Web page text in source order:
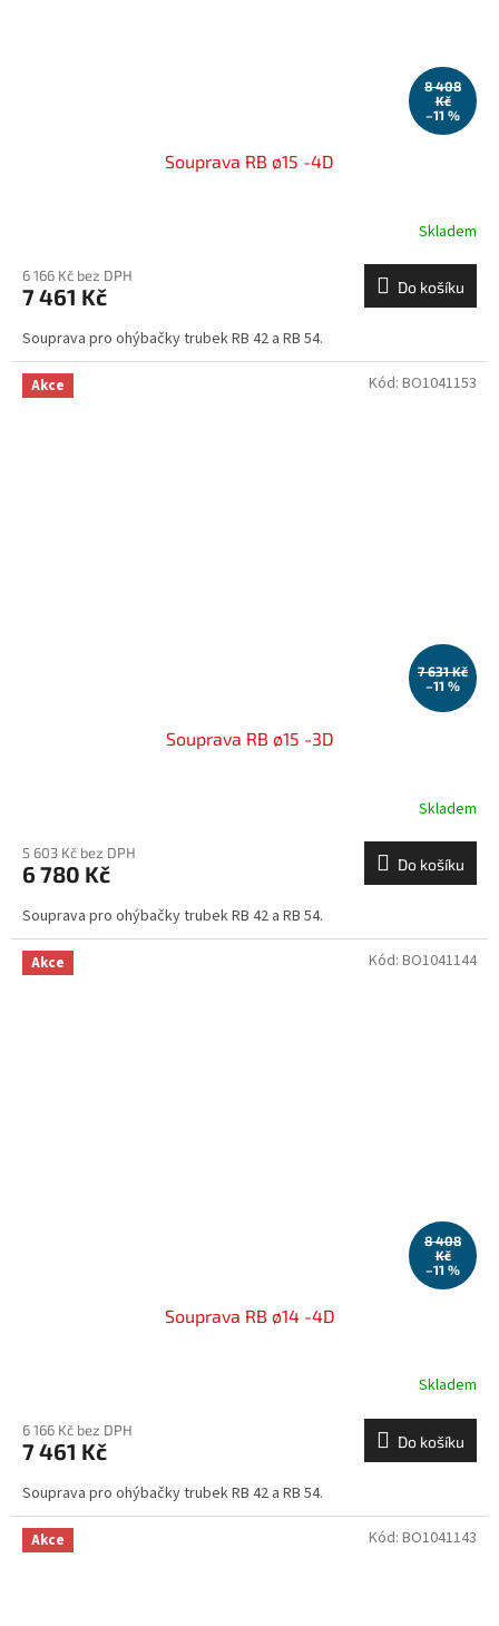
8 408
Kč
–11 %
Souprava RB ø15 -4D
Skladem
6 166 Kč bez DPH
7 461 Kč Do košíku
Souprava pro ohýbačky trubek RB 42 a RB 54.
Akce
7 631 Kč
–11 %
Souprava RB ø15 -3D
Skladem
5 603 Kč bez DPH
6 780 Kč Do košíku
Souprava pro ohýbačky trubek RB 42 a RB 54.
Kód: BO1041153
Akce
8 408
Kč
–11 %
Souprava RB ø14 -4D
Skladem
6 166 Kč bez DPH
7 461 Kč Do košíku
Souprava pro ohýbačky trubek RB 42 a RB 54.
Kód: BO1041144
Akce Kód: BO1041143